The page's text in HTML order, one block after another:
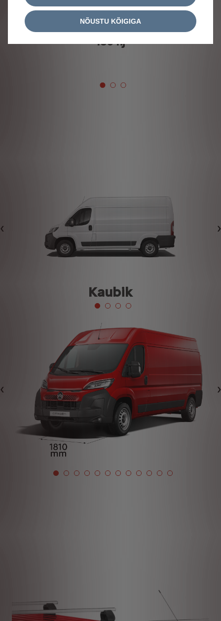
180 hj
Eelmine
Kaubik
Eelmine
NÕUSTU KÕIGIGA